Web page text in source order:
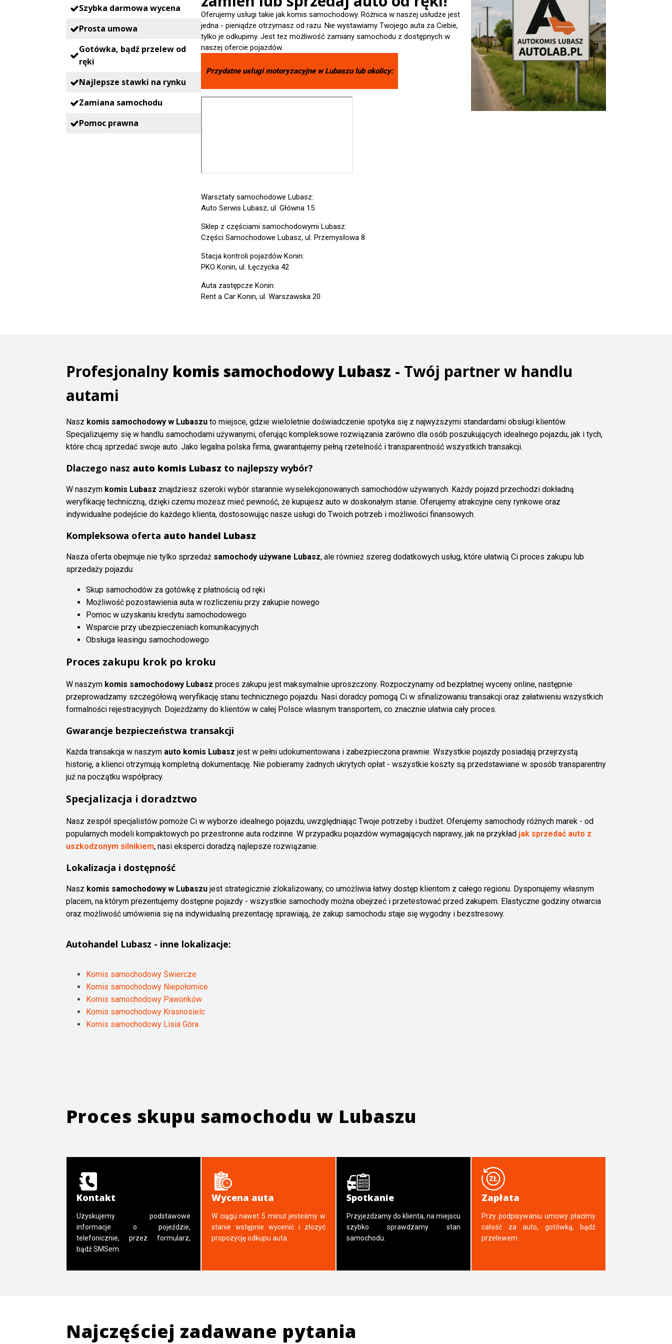
Szybka darmowa wycena
Prosta umowa
Gotówka, bądź przelew od
ręki
Najlepsze stawki na rynku
Zamiana samochodu
Pomoc prawna
Oferujemy usługi takie jak komis samochodowy. Różnica w naszej usłudze jest
jedna - pieniądze otrzymasz od razu. Nie wystawiamy Twojego auta za Ciebie,
tylko je odkupimy. Jest tez możliwość zamiany samochodu z dostępnych w
naszej ofercie pojazdów.
Przydatne usługi motoryzacyjne wLubaszulub okolicy:
Warsztaty samochodowe Lubasz:
Auto Serwis Lubasz, ul. Główna 15
Sklep z częściami samochodowymi Lubasz:
Części Samochodowe Lubasz, ul. Przemysłowa 8
Stacja kontroli pojazdów Konin:
PKO Konin, ul. Łęczycka 42
Auta zastępcze Konin:
Rent a Car Konin, ul. Warszawska 20
Profesjonalny komis samochodowy Lubasz - Twój partner w handlu
autami
Nasz komis samochodowy w Lubaszu to miejsce, gdzie wieloletnie doświadczenie spotyka się z najwyższymi standardami obsługi klientów.
Specjalizujemy się w handlu samochodami używanymi, oferując kompleksowe rozwiązania zarówno dla osób poszukujących idealnego pojazdu, jak i tych,
które chcą sprzedać swoje auto. Jako legalna polska firma, gwarantujemy pełną rzetelność i transparentność wszystkich transakcji.
Dlaczego nasz auto komis Lubasz to najlepszy wybór?
W naszym komis Lubasz znajdziesz szeroki wybór starannie wyselekcjonowanych samochodów używanych. Każdy pojazd przechodzi dokładną
weryfikację techniczną, dzięki czemu możesz mieć pewność, że kupujesz auto w doskonałym stanie. Oferujemy atrakcyjne ceny rynkowe oraz
indywidualne podejście do każdego klienta, dostosowując nasze usługi do Twoich potrzeb i możliwości finansowych.
Kompleksowa oferta auto handel Lubasz
Nasza oferta obejmuje nie tylko sprzedaż samochody używane Lubasz, ale również szereg dodatkowych usług, które ułatwią Ci proces zakupu lub
sprzedaży pojazdu:
Skup samochodów za gotówkę z płatnością od ręki
Możliwość pozostawienia auta w rozliczeniu przy zakupie nowego
Pomoc w uzyskaniu kredytu samochodowego
Wsparcie przy ubezpieczeniach komunikacyjnych
Obsługa leasingu samochodowego
Proces zakupu krok po kroku
W naszym komis samochodowy Lubasz proces zakupu jest maksymalnie uproszczony. Rozpoczynamy od bezpłatnej wyceny online, następnie
przeprowadzamy szczegółową weryfikację stanu technicznego pojazdu. Nasi doradcy pomogą Ci w sfinalizowaniu transakcji oraz załatwieniu wszystkich
formalności rejestracyjnych. Dojeżdżamy do klientów w całej Polsce własnym transportem, co znacznie ułatwia cały proces.
Gwarancje bezpieczeństwa transakcji
Każda transakcja w naszym auto komis Lubasz jest w pełni udokumentowana i zabezpieczona prawnie. Wszystkie pojazdy posiadają przejrzystą
historię, a klienci otrzymują kompletną dokumentację. Nie pobieramy żadnych ukrytych opłat - wszystkie koszty są przedstawiane w sposób transparentny
już na początku współpracy.
Specjalizacja i doradztwo
Nasz zespół specjalistów pomoże Ci w wyborze idealnego pojazdu, uwzględniając Twoje potrzeby i budżet. Oferujemy samochody różnych marek - od
popularnych modeli kompaktowych po przestronne auta rodzinne. W przypadku pojazdów wymagających naprawy, jak na przykład jak sprzedać auto z
uszkodzonym silnikiem, nasi eksperci doradzą najlepsze rozwiązanie.
Lokalizacja i dostępność
Nasz komis samochodowy w Lubaszu jest strategicznie zlokalizowany, co umożliwia łatwy dostęp klientom z całego regionu. Dysponujemy własnym
placem, na którym prezentujemy dostępne pojazdy - wszystkie samochody można obejrzeć i przetestować przed zakupem. Elastyczne godziny otwarcia
oraz możliwość umówienia się na indywidualną prezentację sprawiają, że zakup samochodu staje się wygodny i bezstresowy.
Autohandel Lubasz - inne lokalizacje:
Komis samochodowy Świercze
Komis samochodowy Niepołomice
Komis samochodowy Pawonków
Komis samochodowy Krasnosielc
Komis samochodowy Lisia Góra
Proces skupu samochodu w Lubaszu
Kontakt
Uzyskujemy podstawowe
informacje o pojeździe,
telefonicznie, przez formularz,
bądź SMSem.
Wycena auta
W ciągu nawet 5 minut jesteśmy w
stanie wstępnie wycenić i złozyć
propozycję odkupu auta.
Spotkanie
Przyjeżdżamy do klienta, na miejscu
szybko sprawdzamy stan
samochodu.
Zapłata
Przy podpisywaniu umowy płacimy
całość za auto, gotówką, bądź
przelewem.
Najczęściej zadawane pytania